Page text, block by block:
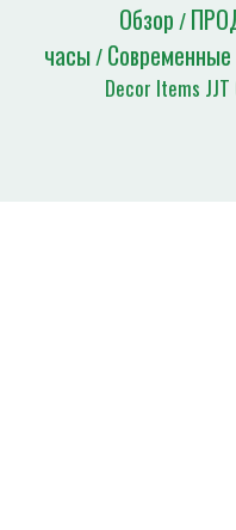
Обзор /
часы/
Decor Items